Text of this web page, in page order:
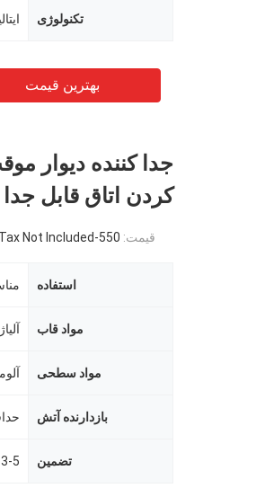
تکنولوژی
بهترین قیمت
جدا کننده دیوار
کردن اتاق قابل
قیمت: 550-3500RMB/PC (FOB) Tax Not Included
استفاده
مواد قاب
مواد سطحی
بازدارنده آتش حداقل 60
تضمین 3-5 سال